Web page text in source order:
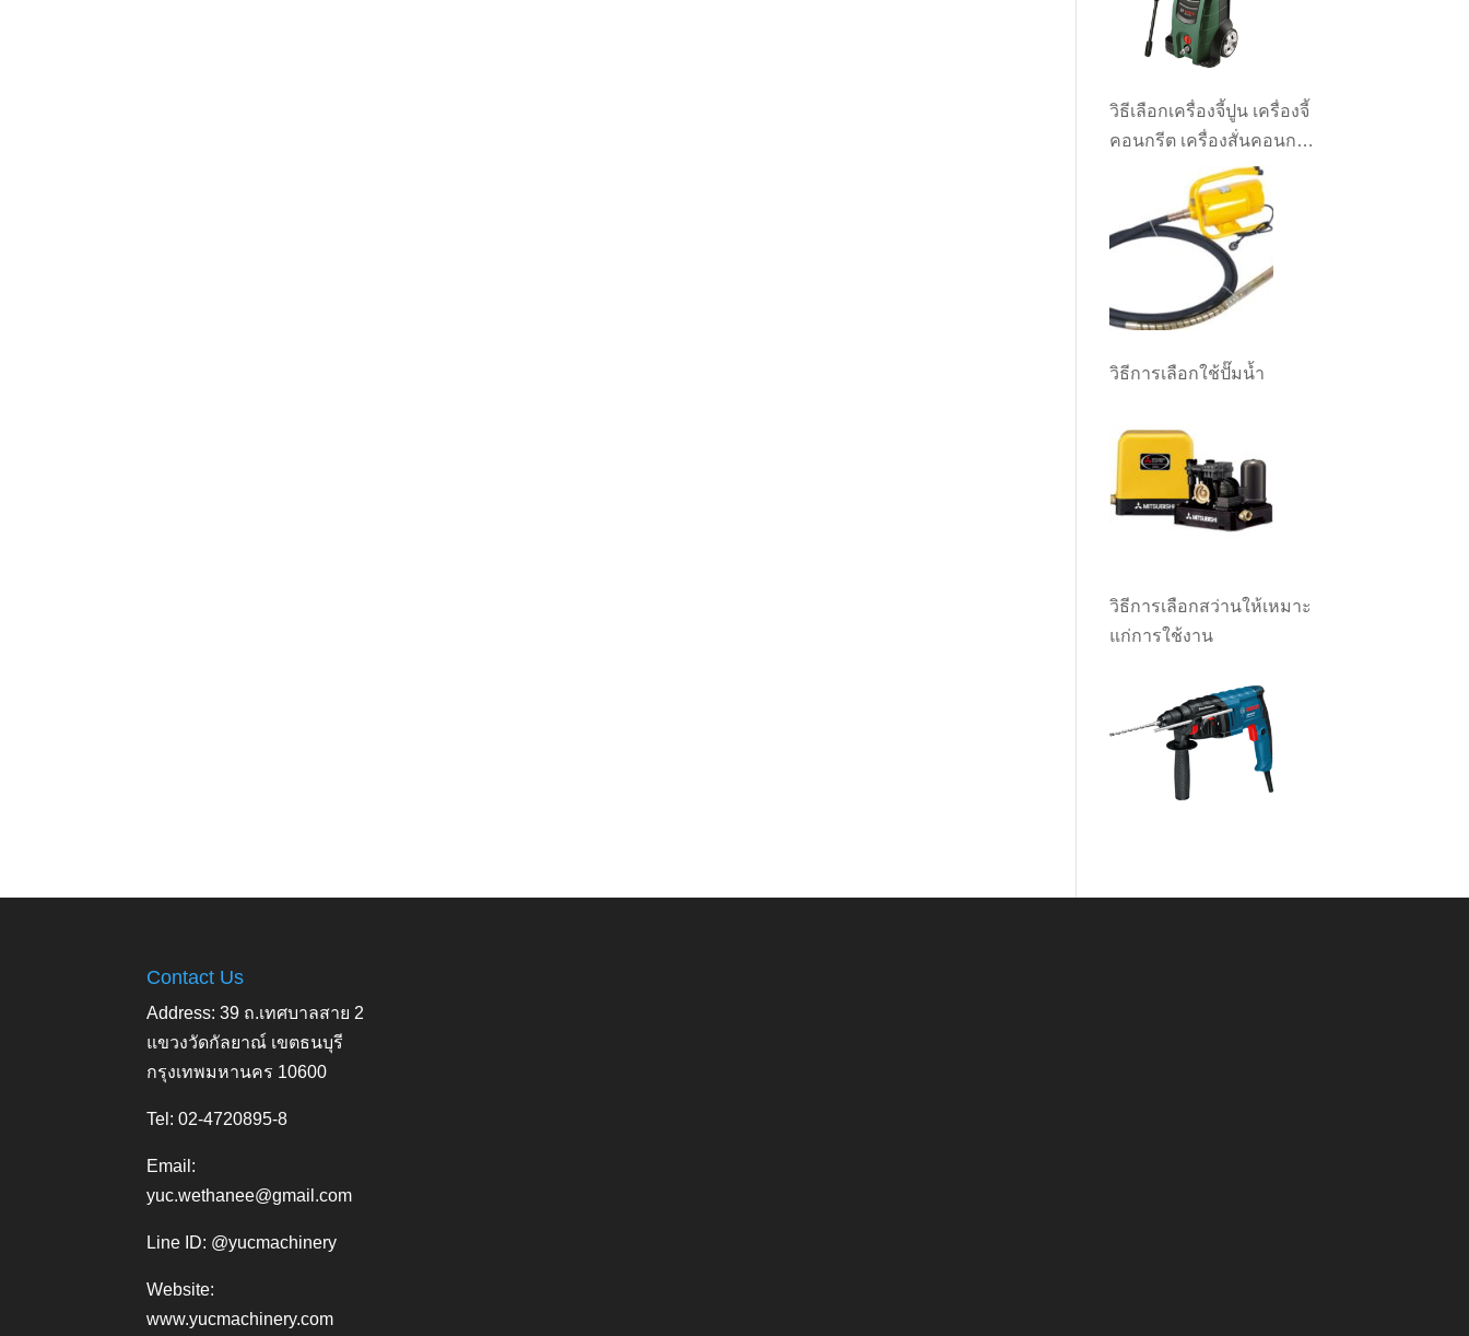
วิธีเลือกเครื่องจี้ปูน เครื่องจี้
คอนกรีต เครื่องสั่นคอนกรีต
ให้เหมาะกับงาน
วิธีการเลือกใช้ปั๊มน้ำ
วิธีการเลือกสว่านให้เหมาะ
แก่การใช้งาน
Contact Us
Address: 39 ถ.เทศบาลสาย 2
แขวงวัดกัลยาณ์ เขตธนบุรี
กรุงเทพมหานคร 10600
Tel: 02-4720895-8
Email:
yuc.wethanee@gmail.com
Line ID: @yucmachinery
Website:
www.yucmachinery.com